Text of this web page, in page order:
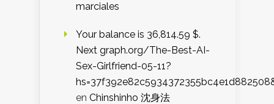
marciales
Your balance is 36,814.59 $.
Next graph.org/The-Best-AI-
Sex-Girlfriend-05-11?
en Chinshinho 沈身法